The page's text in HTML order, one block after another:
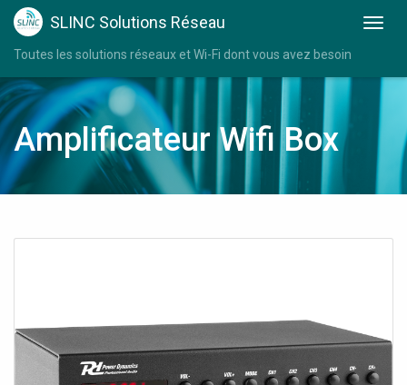
SLINC Solutions Réseau
Toutes les solutions réseaux et Wi-Fi dont vous avez besoin
Amplificateur Wifi Box